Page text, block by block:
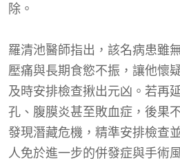
除。
羅清池醫師指出，該名病患雖
壓痛與長期食慾不振，讓他懷
及時安排檢查揪出元凶。若再
孔、腹膜炎甚至敗血症，後果
發現潛藏危機，精準安排檢查
人免於進一步的併發症與手術